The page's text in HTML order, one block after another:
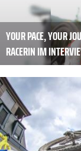
YOUR PACE, YOUR
RACERIN IM